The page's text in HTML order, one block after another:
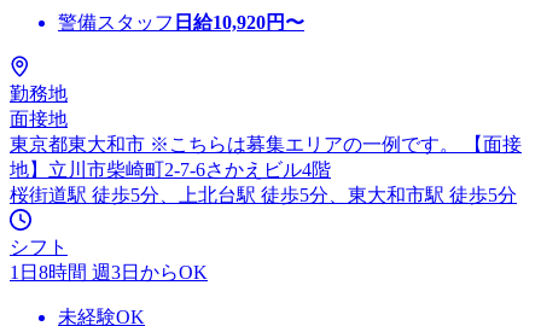
警備スタッフ 日給10,920円〜
勤務地
面接地
東京都東大和市 ※こちらは募集エリアの一例です。 【面接
地】立川市柴崎町2-7-6さかえビル4階
桜街道駅 徒歩5分、上北台駅 徒歩5分、東大和市駅 徒歩5分
シフト
1日8時間 週3日からOK
未経験OK